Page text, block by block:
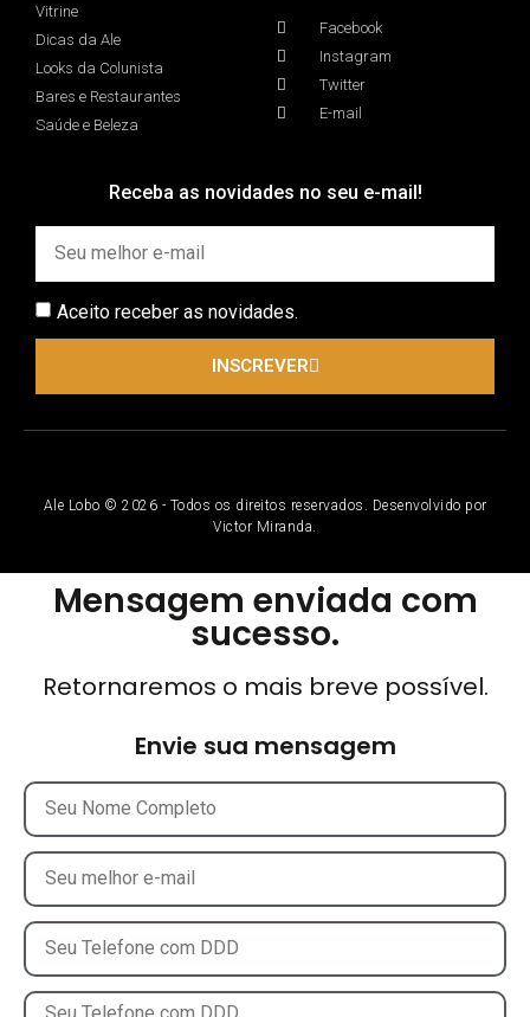
Vitrine
Dicas da Ale
Looks da Colunista
Bares e Restaurantes
Saúde e Beleza
Facebook
Instagram
Twitter
E-mail
Receba as novidades no seu e-mail!
Aceito receber as novidades.
INSCREVER
Ale Lobo © 2026 - Todos os direitos reservados. Desenvolvido por
Victor Miranda.
Mensagem enviada com
sucesso.
Retornaremos o mais breve possível.
Envie sua mensagem